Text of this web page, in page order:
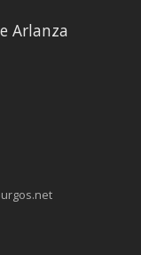
Arlanza